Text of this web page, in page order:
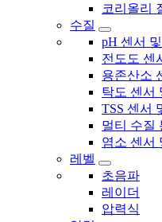
코리올리
수질
pH 센서
전도도 센
용존산소
탁도 센서
TSS 센서
멀티 수질
염소 센서
레벨
초음파
레이더
압력식